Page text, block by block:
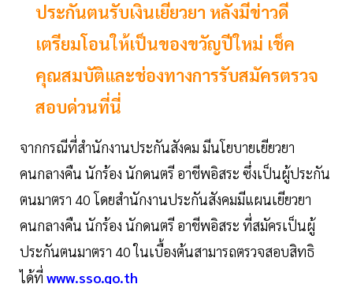
ประกันตนรับเงินเยียวยา หลังมีข่าวดี
เตรียมโอนให้เป็นของขวัญปีใหม่ เช็ค
คุณสมบัติและช่องทางการรับสมัครตรวจ
สอบด่วนที่นี่
จากกรณีที่สำนักงานประกันสังคม มีนโยบายเยียวยา
คนกลางคืน นักร้อง นักดนตรี อาชีพอิสระ ซึ่งเป็นผู้ประกัน
ตนมาตรา 40 โดยสำนักงานประกันสังคมมีแผนเยียวยา
คนกลางคืน นักร้อง นักดนตรี อาชีพอิสระ ที่สมัครเป็นผู้
ประกันตนมาตรา 40 ในเบื้องต้นสามารถตรวจสอบสิทธิ
ได้ที่ www.sso.go.th